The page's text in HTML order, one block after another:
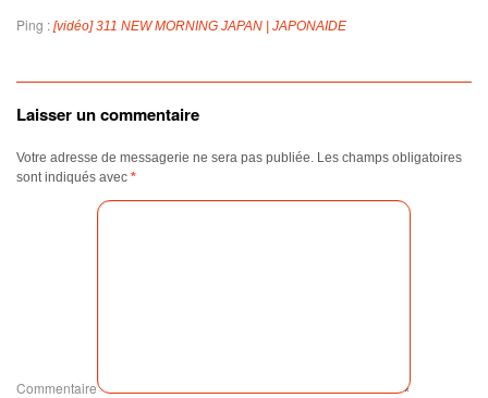
Ping : [vidéo] 311 NEW MORNING JAPAN | JAPONAIDE
Laisser un commentaire
Votre adresse de messagerie ne sera pas publiée. Les champs obligatoires
sont indiqués avec *
Commentaire